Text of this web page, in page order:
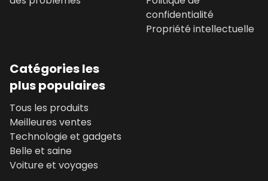
confidentialité
Propriété intellectuelle
Catégories les
plus populaires
Tous les produits
Meilleures ventes
Technologie et gadgets
Belle et saine
Voiture et voyages